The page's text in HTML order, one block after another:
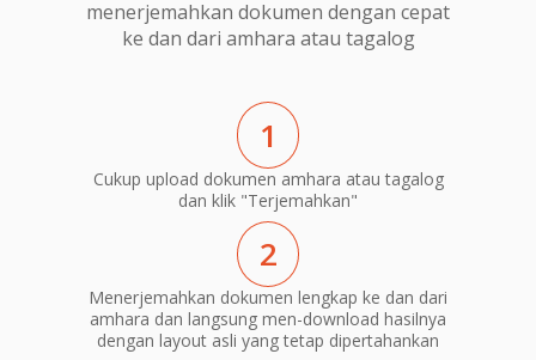
menerjemahkan dokumen dengan cepat
ke dan dari amhara atau tagalog
1
Cukup upload dokumen amhara atau tagalog
dan klik "Terjemahkan"
2
Menerjemahkan dokumen lengkap ke dan dari
amhara dan langsung men-download hasilnya
dengan layout asli yang tetap dipertahankan